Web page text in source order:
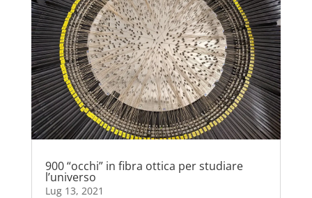
900 “occhi” in fibra ottica per studiare
l’universo
Lug 13, 2021